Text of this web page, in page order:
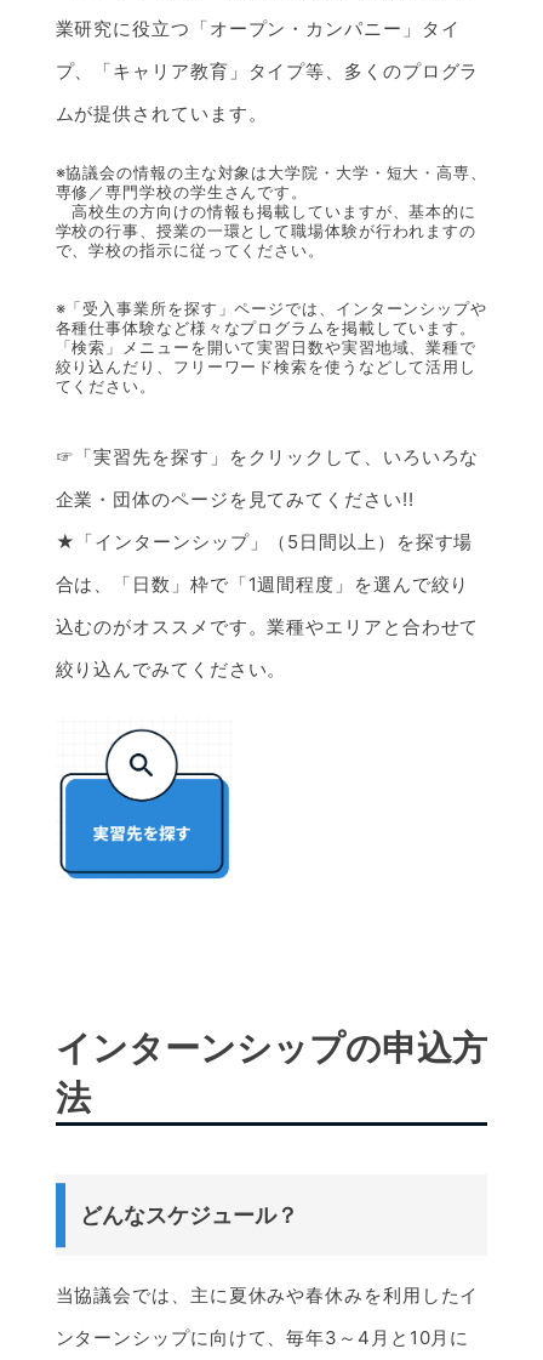
業研究に役立つ「オープン・カンパニー」タイ
プ、「キャリア教育」タイプ等、多くのプログラ
ムが提供されています。
※協議会の情報の主な対象は大学院・大学・短大・高専、
専修／専門学校の学生さんです。
高校生の方向けの情報も掲載していますが、基本的に
学校の行事、授業の一環として職場体験が行われますの
で、学校の指示に従ってください。
※「受入事業所を探す」ページでは、インターンシップや
各種仕事体験など様々なプログラムを掲載しています。
「検索」メニューを開いて実習日数や実習地域、業種で
絞り込んだり、フリーワード検索を使うなどして活用し
てください。
☞「実習先を探す」をクリックして、いろいろな
企業・団体のページを見てみてください!!
★「インターンシップ」（5日間以上）を探す場
合は、「日数」枠で「1週間程度」を選んで絞り
込むのがオススメです。業種やエリアと合わせて
絞り込んでみてください。
インターンシップの申込方
法
どんなスケジュール？
当協議会では、主に夏休みや春休みを利用したイ
ンターンシップに向けて、毎年3～4月と10月に